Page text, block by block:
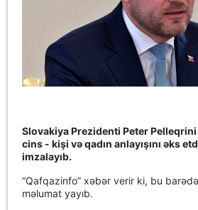
Slovakiya Prezidenti Peter
cins - kişi və qadın anlayışını əks
imzalayıb.
“Qafqazinfo” xəbər verir ki, bu
məlumat yayıb.